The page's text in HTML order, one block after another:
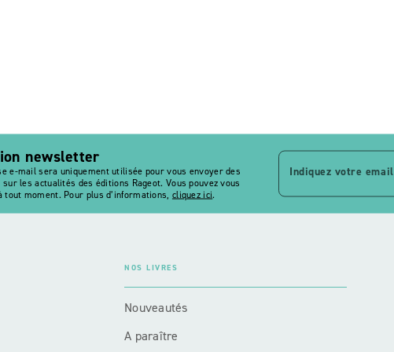
newsletter
e-mail sera uniquement utilisée pour vous envoyer des
les actualités des éditions Rageot. Vous pouvez vous
tout moment. Pour plus d’informations, cliquez ici.
Indiquez votre email
NOS LIVRES
Nouveautés
A paraître